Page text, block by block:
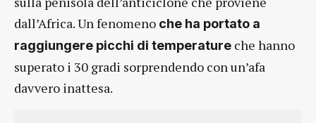
dall’Africa. Un fenomeno che ha portato a
raggiungere picchi di temperature che hanno
superato i 30 gradi sorprendendo con un’afa
davvero inattesa.